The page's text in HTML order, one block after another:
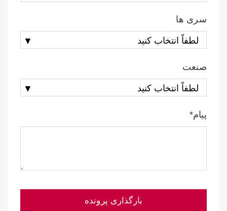
سری ها
صنعت
پیام*
بارگذاری پرونده